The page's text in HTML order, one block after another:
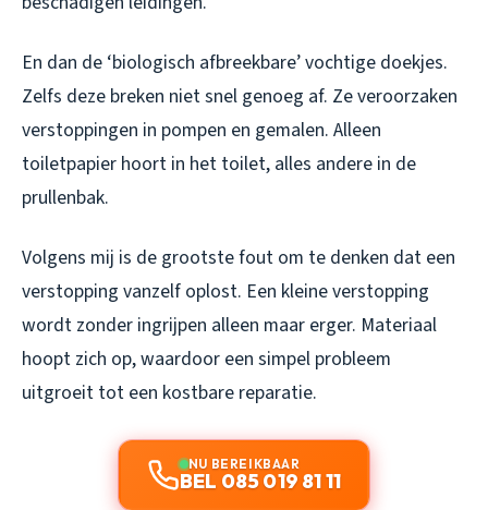
En dan de ‘biologisch afbreekbare’ vochtige doekjes.
Zelfs deze breken niet snel genoeg af. Ze veroorzaken
verstoppingen in pompen en gemalen. Alleen
toiletpapier hoort in het toilet, alles andere in de
prullenbak.
Volgens mij is de grootste fout om te denken dat een
verstopping vanzelf oplost. Een kleine verstopping
wordt zonder ingrijpen alleen maar erger. Materiaal
hoopt zich op, waardoor een simpel probleem
uitgroeit tot een kostbare reparatie.
NU BEREIKBAAR
BEL 085 019 81 11